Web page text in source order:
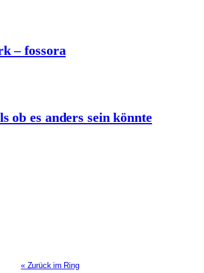
– fossora
ob es anders sein könnte
« Zurück im Ring